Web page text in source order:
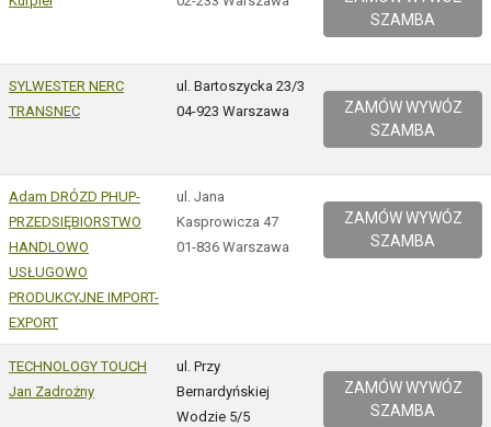
SZAMBA
SYLWESTER NERC
TRANSNEC
ul. Bartoszycka 23/3
04-923 Warszawa
ZAMÓW WYWÓZ
SZAMBA
Adam DRÓZD PHUP-
PRZEDSIĘBIORSTWO
HANDLOWO
USŁUGOWO
PRODUKCYJNE IMPORT-
EXPORT
ul. Jana
Kasprowicza 47
01-836 Warszawa
ZAMÓW WYWÓZ
SZAMBA
TECHNOLOGY TOUCH
Jan Zadrożny
ul. Przy
Bernardyńskiej
Wodzie 5/5
ZAMÓW WYWÓZ
SZAMBA